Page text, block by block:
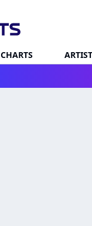
CHARTS